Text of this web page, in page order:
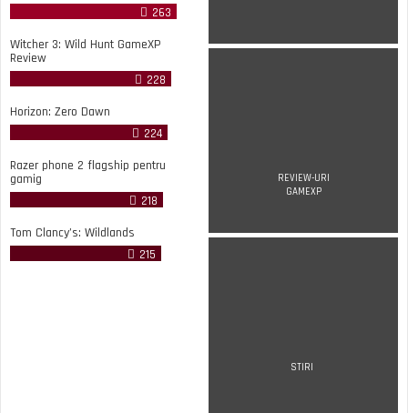
263
Witcher 3: Wild Hunt GameXP
Review
228
Horizon: Zero Dawn
224
Razer phone 2 flagship pentru
gamig
218
Tom Clancy’s: Wildlands
215
REVIEW-URI
GAMEXP
STIRI